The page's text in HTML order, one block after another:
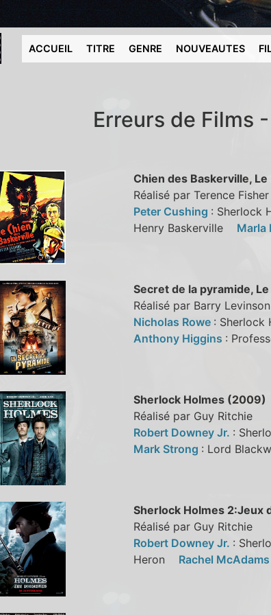
ACCUEIL TITRE GENRE NOUVEAUTES
Erreurs de Films
Chien des Baskerville,
Réalisé par Terence Fisher
Peter Cushing : Sherlock
Henry Baskerville Marla
Secret de la pyramide,
Réalisé par Barry Levinson
Nicholas Rowe :
Anthony Higgins :
Sherlock Holmes (2009)
Réalisé par Guy Ritchie
Robert Downey Jr. :
Mark Strong : Lord
Sherlock Holmes 2:Jeux
Réalisé par Guy Ritchie
Robert Downey Jr. :
Heron Rachel McAdams